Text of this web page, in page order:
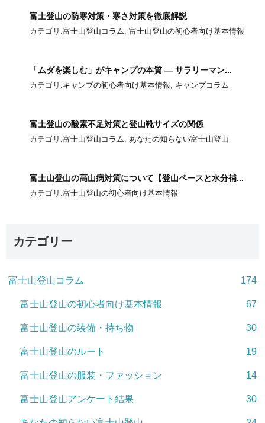
富士登山の防寒対策・寒さ対策を徹底解説
カテゴリ:富士山登山コラム 富士山登山の初心者向け基本情報
「ムダを楽しむ」がキャンプの本質 ― サラリーマン...
カテゴリ:キャンプの初心者向け基本情報 キャンプコラム
富士登山の酸素不足対策と登山靴サイズの関係
カテゴリ:富士山登山コラム あなたの知らない富士山登山
富士山登山の高山病対策について【登山ペースと水分補...
カテゴリ:富士山登山の初心者向け基本情報
カテゴリー
富士山登山コラム 174
富士山登山の初心者向け基本情報 67
富士山登山の装備・持ち物 30
富士山登山のルート 19
富士山登山の服装・ファッション 14
富士山登山アンケート結果 30